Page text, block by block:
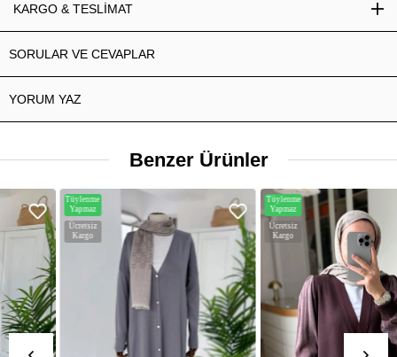
KARGO & TESLİMAT
SORULAR VE CEVAPLAR
YORUM YAZ
Benzer Ürünler
Ücretsiz
Tüylenme
Yapmaz
Ücretsiz
Tüylenme
Yapmaz